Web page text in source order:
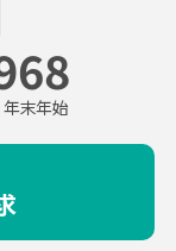
末年始